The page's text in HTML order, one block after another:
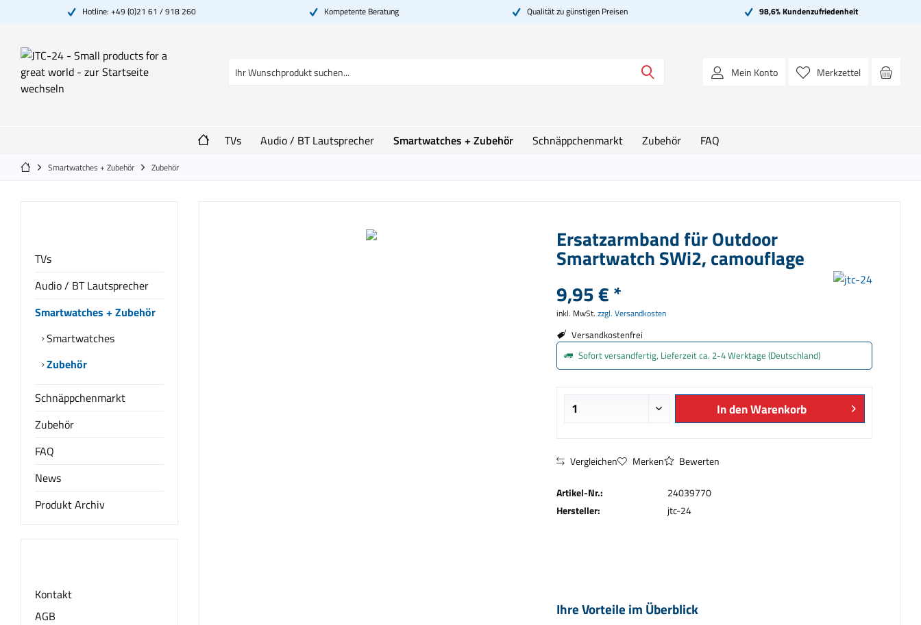
Hotline: +49 (0)21 61 / 918 260 Kompetente Beratung Qualität zu günstigen Preisen 98,6% Kundenzufriedenheit
Merkzettel
Mein Konto
TVs Audio / BT Lautsprecher Smartwatches + Zubehör Schnäppchenmarkt Zubehör FAQ
Smartwatches + Zubehör Zubehör
TVs
Audio / BT Lautsprecher
Smartwatches + Zubehör
Smartwatches
Zubehör
Schnäppchenmarkt
Zubehör
FAQ
News
Produkt Archiv
Kontakt
AGB
Ersatzarmband für Outdoor
Smartwatch SWi2, camouflage
9,95 € *
inkl. MwSt. zzgl. Versandkosten
Versandkostenfrei
Sofort versandfertig, Lieferzeit ca. 2-4 Werktage (Deutschland)
In denWarenkorb
Vergleichen Merken Bewerten
Artikel-Nr.:
24039770
Hersteller:
jtc-24
Ihre Vorteile im Überblick